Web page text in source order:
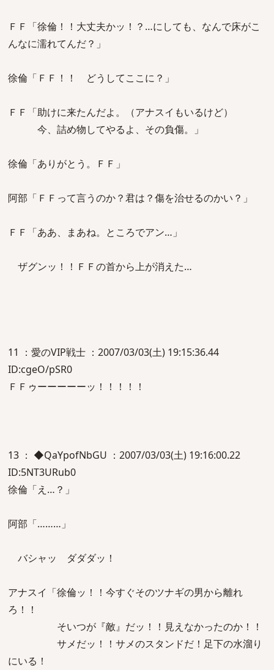
ＦＦ「徐倫！！大丈夫かッ！？…にしても、なんで床がこ
んなに濡れてんだ？」
徐倫「ＦＦ！！ どうしてここに？」
ＦＦ「助けに来たんだよ。（アナスイもいるけど）
今、詰め物してやるよ、その負傷。」
徐倫「ありがとう。ＦＦ」
阿部「ＦＦって言うのか？君は？傷を治せるのかい？」
ＦＦ「ああ、まあね。ところでアン…」
ザグンッ！！ＦＦの首から上が消えた…
11 ：愛のVIP戦士 ：2007/03/03(土) 19:15:36.44
ID:cgeO/pSR0
ＦＦゥーーーーーッ！！！！！
13 ： ◆QaYpofNbGU ：2007/03/03(土) 19:16:00.22
ID:5NT3URub0
徐倫「え…？」
阿部「………」
バシャッ ダダダッ！
アナスイ「徐倫ッ！！今すぐそのツナギの男から離れ
ろ！！
そいつが『敵』だッ！！見えなかったのか！！
サメだッ！！サメのスタンドだ！足下の水溜り
にいる！